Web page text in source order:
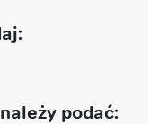
podać: